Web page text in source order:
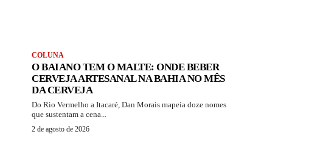
COLUNA
O BAIANO TEM O MALTE: ONDE BEBER
CERVEJA ARTESANAL NA BAHIA NO MÊS
DA CERVEJA
Do Rio Vermelho a Itacaré, Dan Morais mapeia doze nomes
que sustentam a cena...
2 de agosto de 2026